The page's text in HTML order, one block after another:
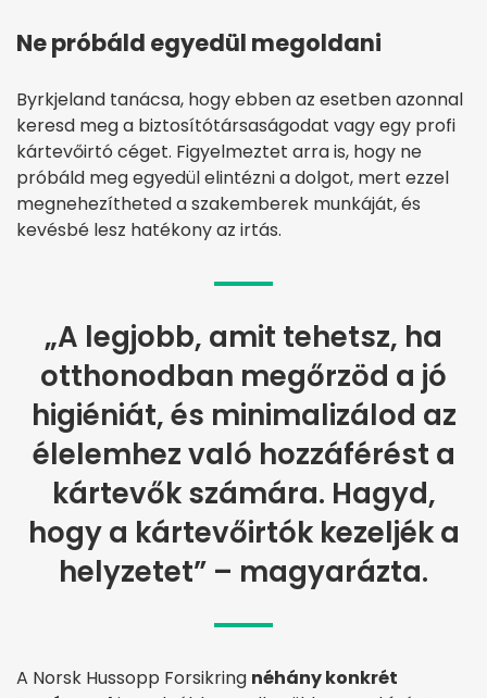
Ne próbáld egyedül megoldani
Byrkjeland tanácsa, hogy ebben az esetben azonnal
keresd meg a biztosítótársaságodat vagy egy profi
kártevőirtó céget. Figyelmeztet arra is, hogy ne
próbáld meg egyedül elintézni a dolgot, mert ezzel
megnehezítheted a szakemberek munkáját, és
kevésbé lesz hatékony az irtás.
„A legjobb, amit tehetsz, ha
otthonodban megőrzöd a jó
higiéniát, és minimalizálod az
élelemhez való hozzáférést a
kártevők számára. Hagyd,
hogy a kártevőirtók kezeljék a
helyzetet” – magyarázta.
A Norsk Hussopp Forsikring néhány konkrét